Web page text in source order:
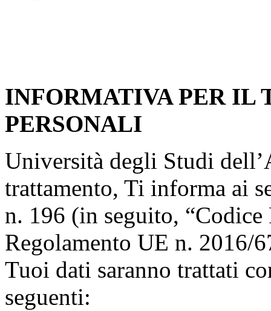
INFORMATIVA PER IL
PERSONALI
Università degli Studi
trattamento, Ti informa ai
n. 196 (in seguito, “Codice
Regolamento UE n. 2016/
Tuoi dati saranno trattati
seguenti: